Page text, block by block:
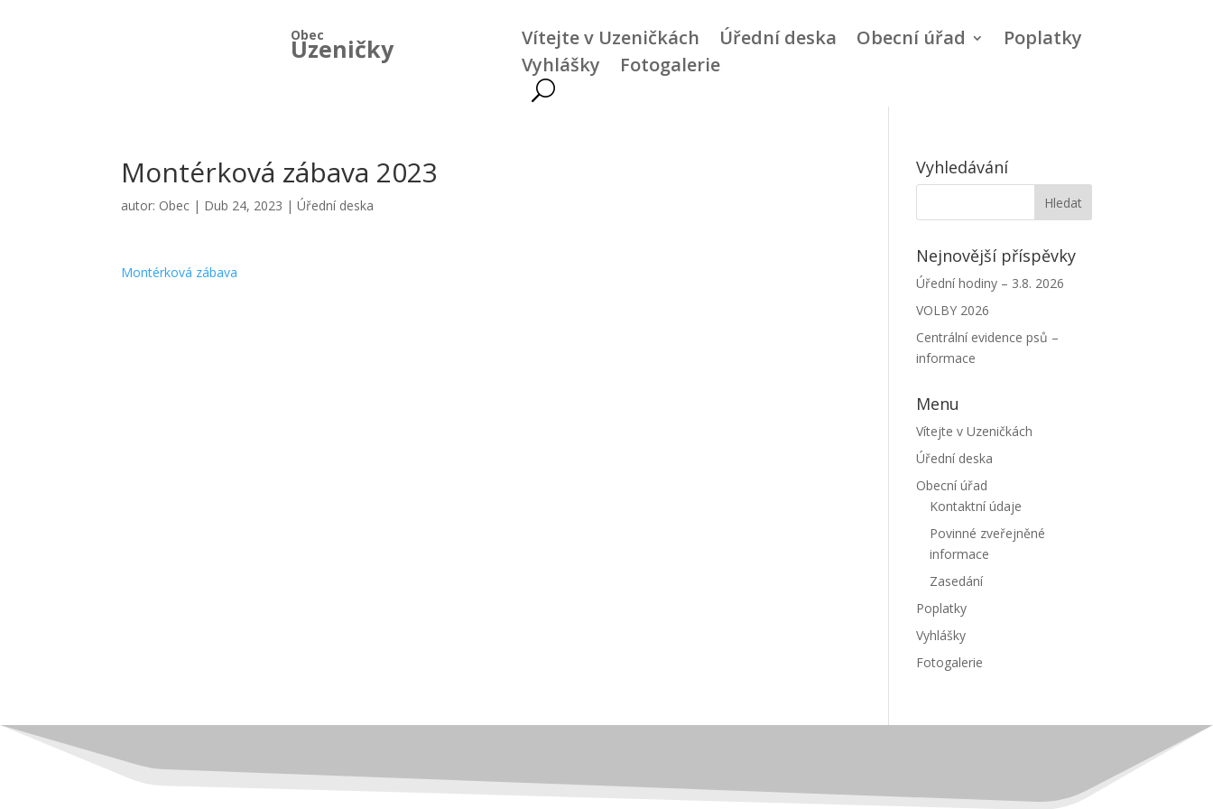
Obec
Uzeničky Vítejte v Uzeničkách Úřední deska Obecní úřad
Poplatky
Vyhlášky
Fotogalerie
Montérková zábava 2023
autor: Obec | Dub 24, 2023 |Úřední deska
Montérková zábava
Vyhledávání
Nejnovější příspěvky
Úřední hodiny – 3.8. 2026
VOLBY 2026
Centrální evidence psů –
informace
Menu
Vítejte v Uzeničkách
Úřední deska
Obecní úřad
Kontaktní údaje
Povinné zveřejněné
informace
Zasedání
Poplatky
Vyhlášky
Fotogalerie